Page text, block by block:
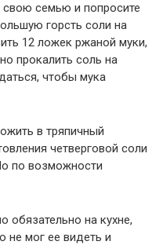
семью и попросите
горсть соли на
12 ложек ржаной муки,
прокалить соль на
чтобы мука
в тряпичный
четверговой соли
по возможности
обязательно на кухне,
не мог ее видеть и